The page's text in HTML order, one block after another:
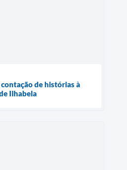
de histórias à
Ilhabela